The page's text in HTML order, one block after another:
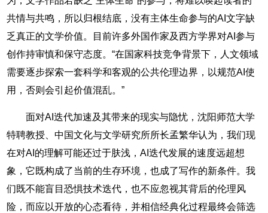
共情与共鸣，所以归根结底，没有主体生命参与的AI文字缺
乏真正的文学价值。目前许多外国作家及西方学界对AI参与
创作持审慎和保守态度。“在国家科技竞争背景下，人文领域
需要逐步探索一套科学和客观的公共伦理边界，以规范AI使
用，否则会引起价值混乱。”
面对AI迭代加速及其带来的现实与隐忧，沈阳师范大学
特聘教授、中国文化与文学研究所所长孟繁华认为，我们现
在对AI的理解可能还过于肤浅，AI迭代发展的速度远超想
象，它既构成了当前的生存环境，也成了写作的新条件。我
们既不能盲目恐惧技术迭代，也不应忽视其背后的伦理风
险，而应以开放的心态看待，并相信经典化过程最终会筛选